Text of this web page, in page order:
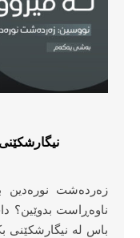
زەردەشت نورەدین بۆ لە ئاوابوونی نیگار لە ڕۆژهەڵاتی
ناوەڕاست بدوێین؟
باس لە نیگارشکێنی